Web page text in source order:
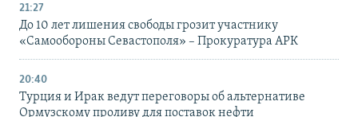
21:27
До 10 лет лишения свободы грозит участнику
«Самообороны Севастополя» – Прокуратура АРК
20:40
Турция и Ирак ведут переговоры об альтернативе
Ормузскому проливу для поставок нефти